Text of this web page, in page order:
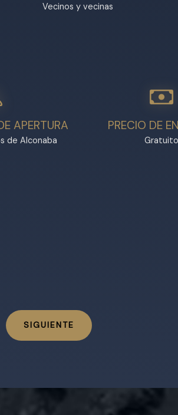
Vecinos y vecinas
APERTURA
de Alconaba
PRECIO DE
Gratuito
SIGUIENTE